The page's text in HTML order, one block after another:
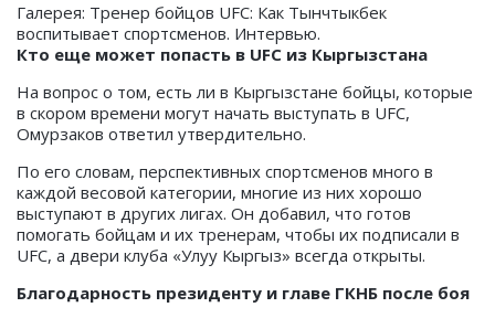
Галерея: Тренер бойцов UFC: Как Тынчтыкбек
воспитывает спортсменов. Интервью.
Кто еще может попасть в UFC из Кыргызстана
На вопрос о том, есть ли в Кыргызстане бойцы, которые
в скором времени могут начать выступать в UFC,
Омурзаков ответил утвердительно.
По его словам, перспективных спортсменов много в
каждой весовой категории, многие из них хорошо
выступают в других лигах. Он добавил, что готов
помогать бойцам и их тренерам, чтобы их подписали в
UFC, а двери клуба «Улуу Кыргыз» всегда открыты.
Благодарность президенту и главе ГКНБ после боя